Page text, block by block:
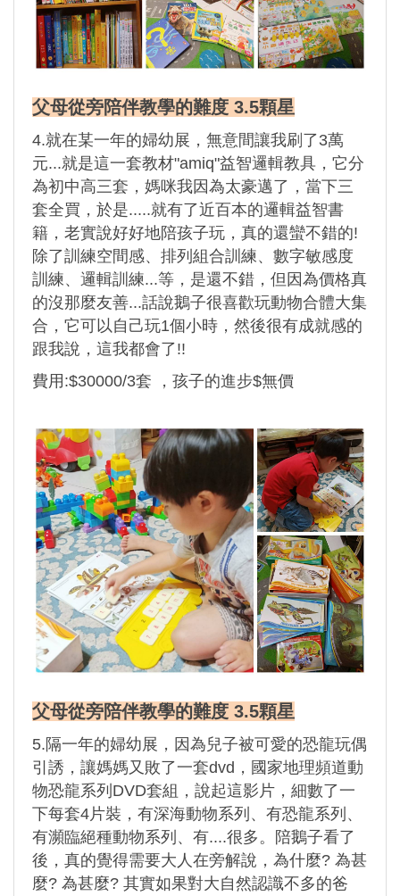
父母從旁陪伴教學的難度 3.5顆星
4.就在某一年的婦幼展，無意間讓我刷了3萬
元...就是這一套教材"amiq"益智邏輯教具，它分
為初中高三套，媽咪我因為太豪邁了，當下三
套全買，於是.....就有了近百本的邏輯益智書
籍，老實說好好地陪孩子玩，真的還蠻不錯的!
除了訓練空間感、排列組合訓練、數字敏感度
訓練、邏輯訓練...等，是還不錯，但因為價格真
的沒那麼友善...話說鵝子很喜歡玩動物合體大集
合，它可以自己玩1個小時，然後很有成就感的
跟我說，這我都會了!!
費用:$30000/3套 ，孩子的進步$無價
父母從旁陪伴教學的難度 3.5顆星
5.隔一年的婦幼展，因為兒子被可愛的恐龍玩偶
引誘，讓媽媽又敗了一套dvd，國家地理頻道動
物恐龍系列DVD套組，說起這影片，細數了一
下每套4片裝，有深海動物系列、有恐龍系列、
有瀕臨絕種動物系列、有....很多。陪鵝子看了
後，真的覺得需要大人在旁解說，為什麼? 為甚
麼? 為甚麼? 其實如果對大自然認識不多的爸